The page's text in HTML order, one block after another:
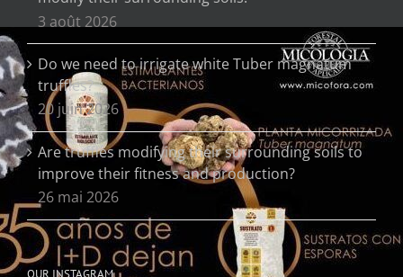
3 août 2026
Do we need to irrigate white Tuber magnatum
truffles?
20 juin 2026
Are truffles modifying their surrounding soils to
improve their fitness and production?
26 mai 2026
OUR INSTAGRAM